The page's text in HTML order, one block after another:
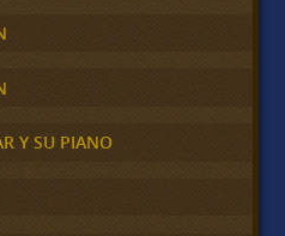
Y SU PIANO